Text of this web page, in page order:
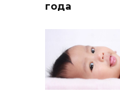
года